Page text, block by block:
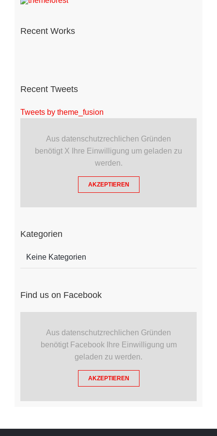
Recent Works
Recent Tweets
Tweets by theme_fusion
Aus datenschutzrechlichen Gründen
benötigt X Ihre Einwilligung um geladen zu
werden.
AKZEPTIEREN
Kategorien
Keine Kategorien
Find us on Facebook
Aus datenschutzrechlichen Gründen
benötigt Facebook Ihre Einwilligung um
geladen zu werden.
AKZEPTIEREN